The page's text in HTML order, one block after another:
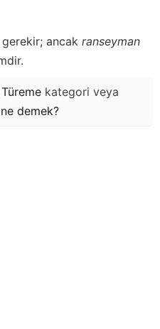
ancak ranseyman
Türeme kategori veya
ne demek?